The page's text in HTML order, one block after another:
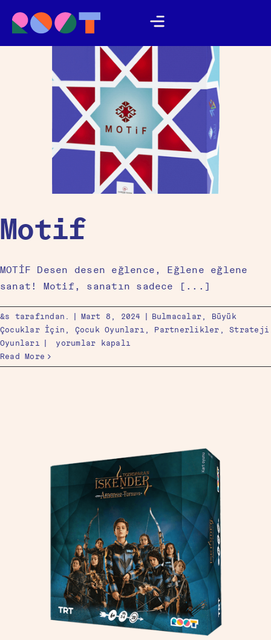
Motif
MOTİF Desen desen eğlence, Eğlene eğlene
sanat! Motif, sanatın sadece [...]
&s tarafından. | Mart 8, 2024 | Bulmacalar, Büyük
Çocuklar İçin , Çocuk Oyunları , Partnerlikler ,Strateji
Oyunları |
yorumlar kapalı
Read More